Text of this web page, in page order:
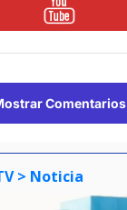
Comentarios
> Noticia